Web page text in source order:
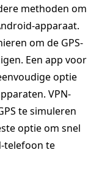
methoden om
apparaat.
om de GPS-
Een app voor
optie
VPN-
te simuleren
optie om snel
telefoon te